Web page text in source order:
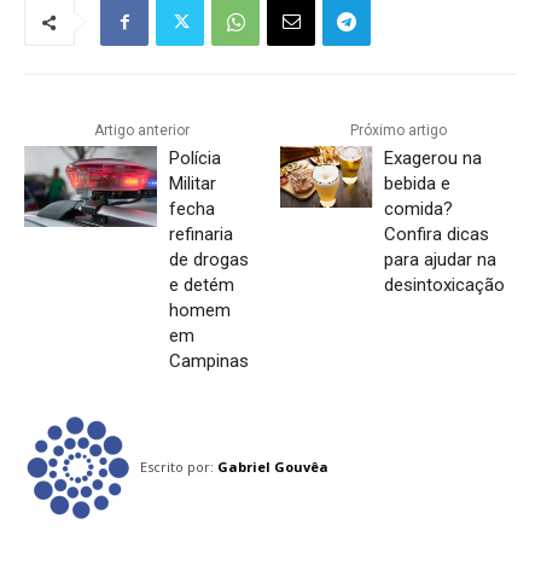
Artigo anterior
Polícia
Militar
fecha
refinaria
de drogas
e detém
homem
em
Campinas
Próximo artigo
Exagerou na
bebida e
comida?
Confira dicas
para ajudar na
desintoxicação
Escrito por: Gabriel Gouvêa